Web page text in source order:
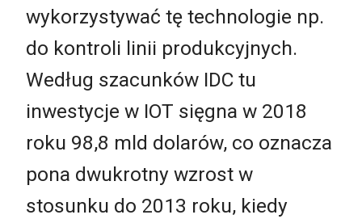
wykorzystywać tę technologie np.
do kontroli linii produkcyjnych.
Według szacunków IDC tu
inwestycje w IOT sięgna w 2018
roku 98,8 mld dolarów, co oznacza
pona dwukrotny wzrost w
stosunku do 2013 roku, kiedy